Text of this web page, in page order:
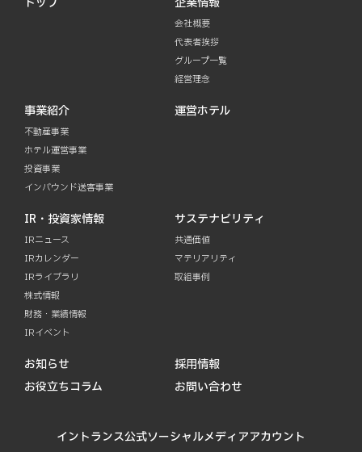
会社概要
代表者挨拶
グループ一覧
経営理念
事業紹介
不動産事業
ホテル運営事業
投資事業
インバウンド送客事業
運営ホテル
IR・投資家情報
IRニュース
IRカレンダー
IRライブラリ
株式情報
財務・業績情報
IRイベント
サステナビリティ
共通価値
マテリアリティ
取組事例
お知らせ
お役立ちコラム
採用情報
お問い合わせ
イントランス公式ソーシャルメディアアカウント